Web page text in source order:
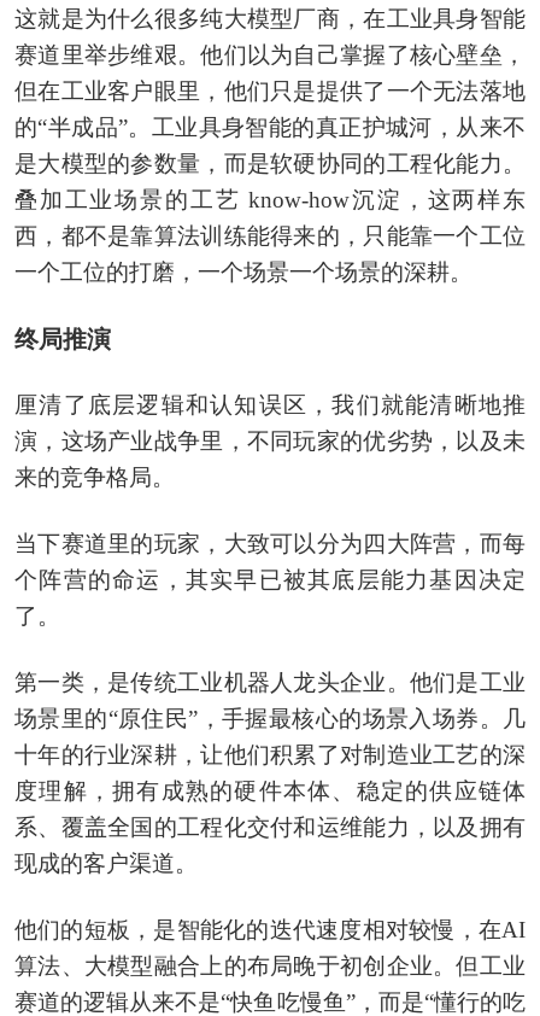
这就是为什么很多纯大模型厂商，在工业具身智能
赛道里举步维艰。他们以为自己掌握了核心壁垒，
但在工业客户眼里，他们只是提供了一个无法落地
的“半成品”。工业具身智能的真正护城河，从来不
是大模型的参数量，而是软硬协同的工程化能力。
叠加工业场景的工艺 know-how沉淀，这两样东
西，都不是靠算法训练能得来的，只能靠一个工位
一个工位的打磨，一个场景一个场景的深耕。
终局推演
厘清了底层逻辑和认知误区，我们就能清晰地推
演，这场产业战争里，不同玩家的优劣势，以及未
来的竞争格局。
当下赛道里的玩家，大致可以分为四大阵营，而每
个阵营的命运，其实早已被其底层能力基因决定
了。
第一类，是传统工业机器人龙头企业。他们是工业
场景里的“原住民”，手握最核心的场景入场券。几
十年的行业深耕，让他们积累了对制造业工艺的深
度理解，拥有成熟的硬件本体、稳定的供应链体
系、覆盖全国的工程化交付和运维能力，以及拥有
现成的客户渠道。
他们的短板，是智能化的迭代速度相对较慢，在AI
算法、大模型融合上的布局晚于初创企业。但工业
赛道的逻辑从来不是“快鱼吃慢鱼”，而是“懂行的吃